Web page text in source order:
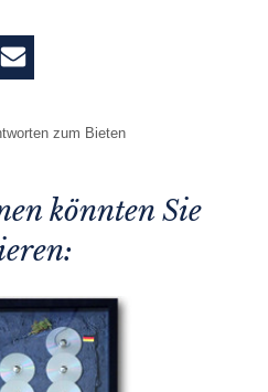
zum Bieten
könnten Sie